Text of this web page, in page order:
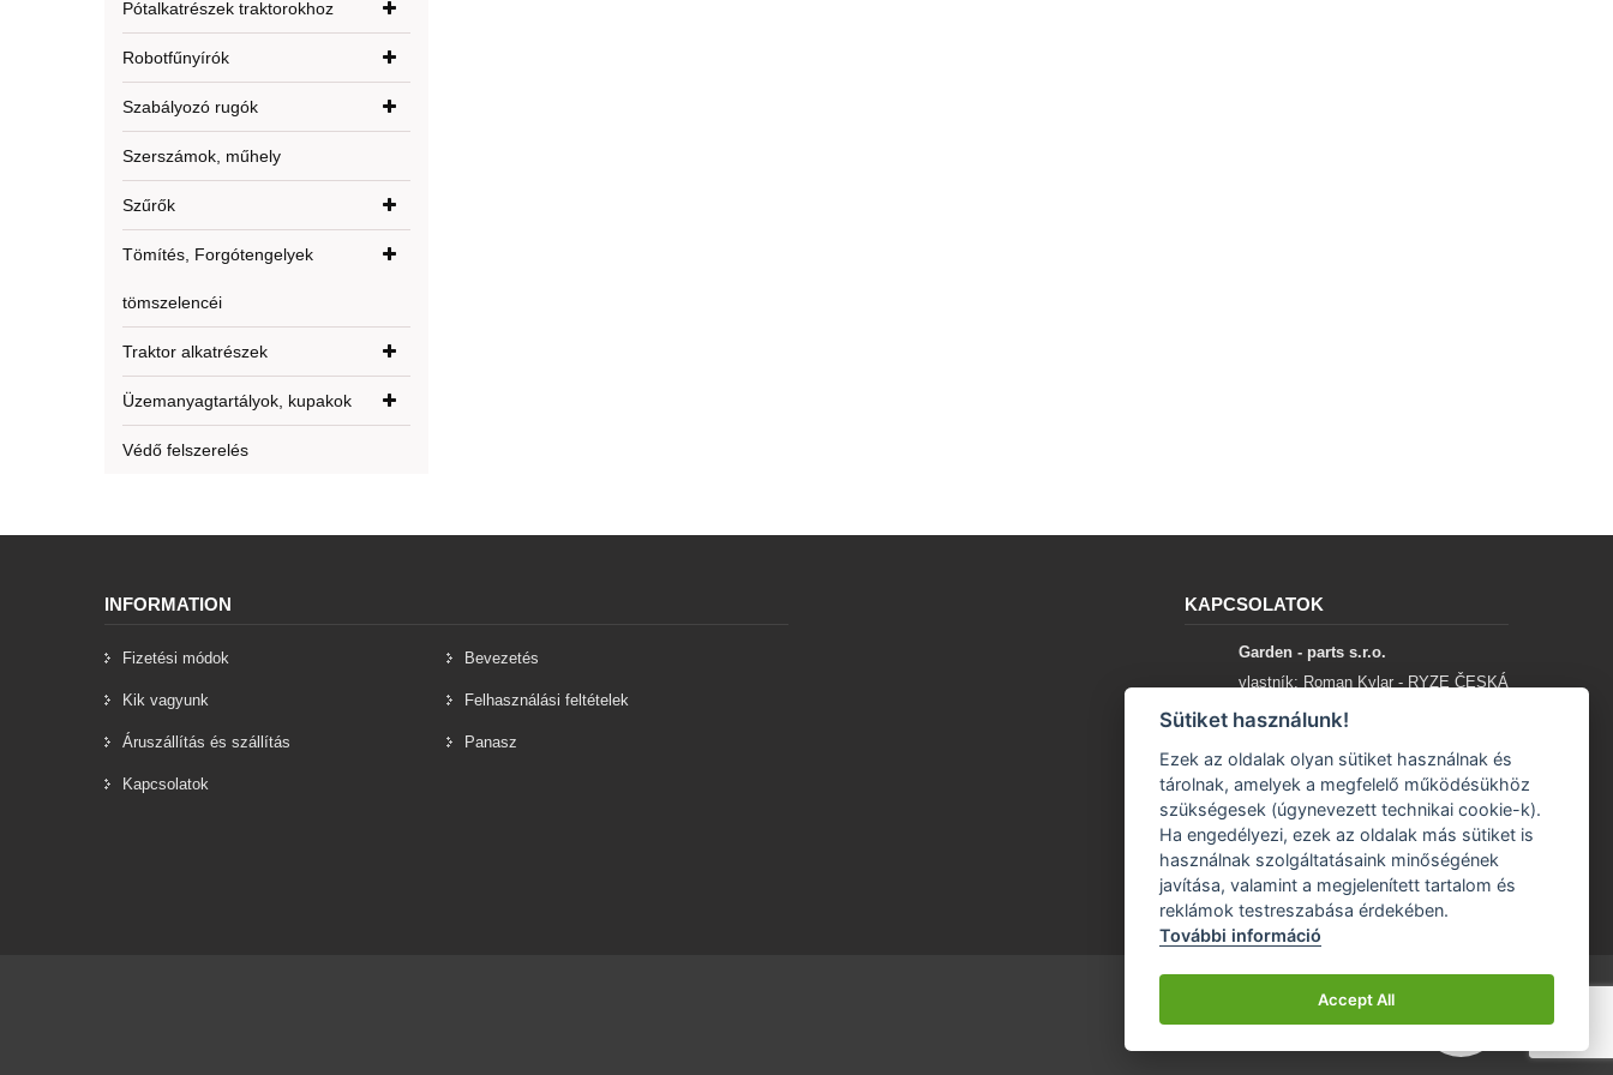
Pótalkatrészek traktorokhoz
Robotfűnyírók
Szabályozó rugók
Szerszámok, műhely
Szűrők
Tömítés, Forgótengelyek
tömszelencéi
Traktor alkatrészek
Üzemanyagtartályok, kupakok
Védő felszerelés
INFORMATION
Fizetési módok Bevezetés
Kik vagyunk Felhasználási feltételek
Áruszállítás és szállítás Panasz
Kapcsolatok
KAPCSOLATOK
Garden - parts s.r.o.
vlastník: Roman Kylar - RYZE ČESKÁ
SPOLEČNOST
56935 Mladějov na Moravě
+420 777 96 96 03
info@garden-parts.cz
Sütiket használunk!
Ezek az oldalak olyan sütiket használnak és
tárolnak, amelyek a megfelelő működésükhöz
szükségesek (úgynevezett technikai cookie-k).
Ha engedélyezi, ezek az oldalak más sütiket is
használnak szolgáltatásaink minőségének
javítása, valamint a megjelenített tartalom és
reklámok testreszabása érdekében.
További információ
Accept All